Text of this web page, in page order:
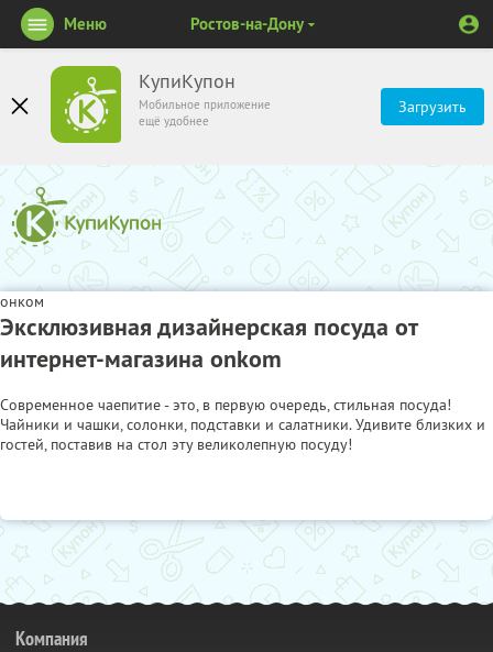
КупиКупон
Мобильное приложение
ещё удобнее
Загрузить
Меню Ростов-на-Дону
онком
Эксклюзивная дизайнерская посуда от
интернет-магазина onkom
Современное чаепитие - это, в первую очередь, стильная посуда!
Чайники и чашки, солонки, подставки и салатники. Удивите близких и
гостей, поставив на стол эту великолепную посуду!
Компания